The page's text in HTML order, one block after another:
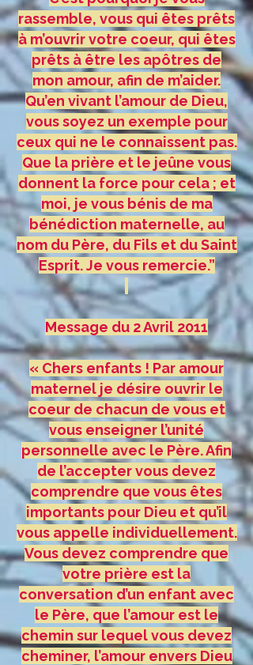
rassemble, vous qui êtes prêts
à m’ouvrir votre coeur, qui êtes
prêts à être les apôtres de
mon amour, afin de m’aider.
Qu’en vivant l’amour de Dieu,
vous soyez un exemple pour
ceux qui ne le connaissent pas.
Que la prière et le jeûne vous
donnent la force pour cela ; et
moi, je vous bénis de ma
bénédiction maternelle, au
nom du Père, du Fils et du Saint
Esprit. Je vous remercie.”
Message du 2 Avril 2011
« Chers enfants ! Par amour
maternel je désire ouvrir le
coeur de chacun de vous et
vous enseigner l’unité
personnelle avec le Père. Afin
de l’accepter vous devez
comprendre que vous êtes
importants pour Dieu et qu’il
vous appelle individuellement.
Vous devez comprendre que
votre prière est la
conversation d’un enfant avec
le Père, que l’amour est le
chemin sur lequel vous devez
cheminer, l’amour envers Dieu